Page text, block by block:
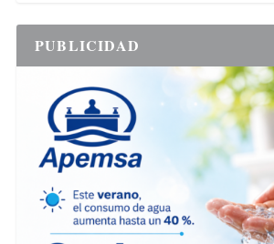
PUBLICIDAD